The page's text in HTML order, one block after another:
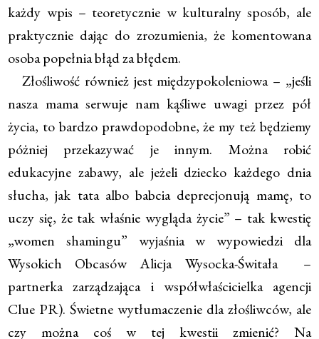
każdy wpis – teoretycznie w kulturalny sposób, ale
praktycznie dając do zrozumienia, że komentowana
osoba popełnia błąd za błędem.
Złośliwość również jest międzypokoleniowa – „jeśli
nasza mama serwuje nam kąśliwe uwagi przez pół
życia, to bardzo prawdopodobne, że my też będziemy
póżniej przekazywać je innym. Można robić
edukacyjne zabawy, ale jeżeli dziecko każdego dnia
słucha, jak tata albo babcia deprecjonują mamę, to
uczy się, że tak właśnie wygląda życie” – tak kwestię
„women shamingu” wyjaśnia w wypowiedzi dla
Wysokich Obcasów Alicja Wysocka-Świtała –
partnerka zarządzająca i współwłaścicielka agencji
Clue PR). Świetne wytłumaczenie dla złośliwców, ale
czy można coś w tej kwestii zmienić? Na